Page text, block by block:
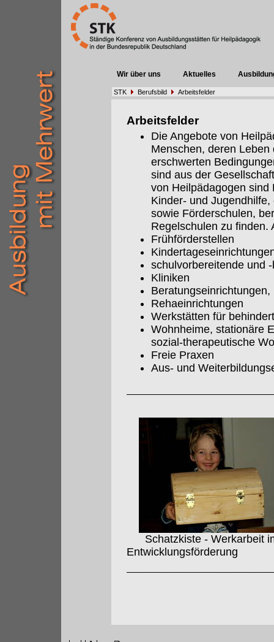
Wir über uns Aktuelles
STK Berufsbild Arbeitsfelder
Arbeitsfelder
Die Angebote von
Menschen, deren
erschwerten
sind aus der
von Heilpädagogen sind
Kinder- und
sowie Förderschulen,
Regelschulen zu finden.
Frühförderstellen
schulvorbereitende und
Kliniken
Beratungseinrichtungen,
Rehaeinrichtungen
Werkstätten für
Wohnheime, stationäre
sozial-therapeutische
Freie Praxen
Aus- und
Schatzkiste - Werkarbeit
Entwicklungsförderung